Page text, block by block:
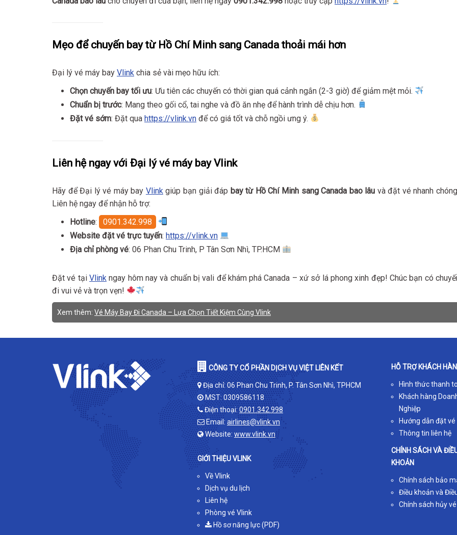
Mẹo để chuyến bay từ Hồ Chí Minh sang Canada thoải mái hơn
Đại lý vé máy bay Vlink chia sẻ vài mẹo hữu ích:
Chọn chuyến bay tối ưu: Ưu tiên các chuyến có thời gian quá cảnh ngắn (2-3 giờ) để giảm mệt mỏi.
Chuẩn bị trước: Mang theo gối cổ, tai nghe và đồ ăn nhẹ để hành trình dễ chịu hơn.
Đặt vé sớm: Đặt qua https://vlink.vn để có giá tốt và chỗ ngồi ưng ý.
Liên hệ ngay với Đại lý vé máy bay Vlink
Hãy để Đại lý vé máy bay Vlinkgiúp bạn giải đáp bay từ Hồ Chí Minh sang Canada bao lâu và đặt vé nhanh
Liên hệ ngay để nhận hỗ trợ:
Hotline:
0901.342.998
Website đặt vé trực tuyến: https://vlink.vn
Địa chỉ phòng vé: 06 Phan Chu Trinh, P Tân Sơn Nhì, TP.HCM
Đặt vé tại Vlinkngay hôm nay và chuẩn bị vali để khám phá Canada – xứ sở lá phong xinh đẹp! Chúc bạn có
đi vui vẻ và trọn vẹn!
Xem thêm: Vé Máy Bay Đi Canada – Lựa Chọn Tiết Kiệm Cùng Vlink
CÔNG TY CỔ PHẦN DỊCH VỤ VIỆT LIÊN KẾT
Địa chỉ: 06 Phan Chu Trinh, P. Tân Sơn Nhì, TPHCM
MST: 0309586118
Điện thoại: 0901.342.998
Email: airlines@vlink.vn
Website: www.vlink.vn
GIỚI THIỆU VLINK
Về Vlink
Dịch vụ du lịch
Liên hệ
Phòng vé Vlink
Hồ sơ năng lực (PDF)
HỖ TRỢ KHÁCH
Hình thức thanh
Khách hàng
Nghiệp
Hướng dẫn đặt vé
Thông tin liên hệ
CHÍNH SÁCH VÀ
KHOẢN
Chính sách bảo
Điều khoản và
Chính sách hủy vé